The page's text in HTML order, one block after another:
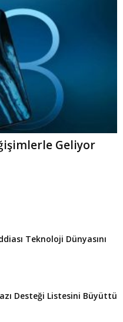
Geliyor
Teknoloji Dünyasını
Desteği Listesini Büyüttü